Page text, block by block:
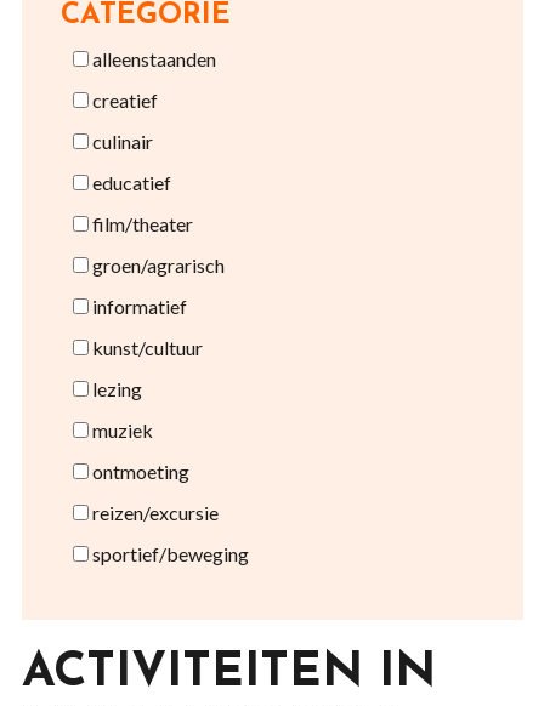
CATEGORIE
alleenstaanden
creatief
culinair
educatief
film/theater
groen/agrarisch
informatief
kunst/cultuur
lezing
muziek
ontmoeting
reizen/excursie
sportief/beweging
ACTIVITEITEN IN